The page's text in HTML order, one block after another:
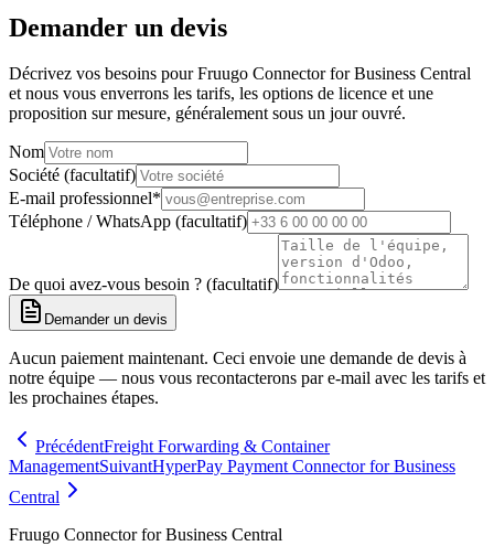
Demander un devis
Décrivez vos besoins pour Fruugo Connector for Business Central
et nous vous enverrons les tarifs, les options de licence et une
proposition sur mesure, généralement sous un jour ouvré.
Nom
Société (facultatif)
E-mail professionnel*
Téléphone / WhatsApp (facultatif)
De quoi avez-vous besoin ? (facultatif)
Demander un devis
Aucun paiement maintenant. Ceci envoie une demande de devis à
notre équipe — nous vous recontacterons par e-mail avec les tarifs et
les prochaines étapes.
PrécédentFreight Forwarding & Container
ManagementSuivantHyperPay Payment Connector for Business
Central
Fruugo Connector for Business Central